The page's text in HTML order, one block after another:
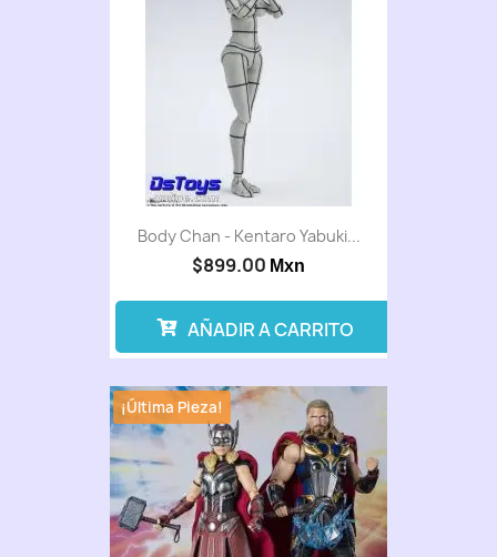
Body Chan - Kentaro Yabuki...
$899.00 Mxn
AÑADIR A CARRITO
¡Última Pieza!